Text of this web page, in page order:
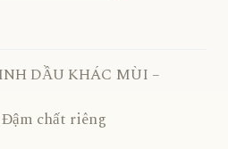
DẦU KHÁC MÙI –
chất riêng